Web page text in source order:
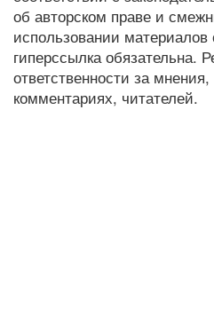
об авторском праве и
использовании материалов
гиперссылка обязательна.
ответственности за
комментариях, читателей.